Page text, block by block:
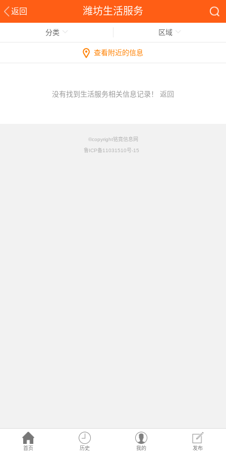
返回 潍坊生活服务
首页 历史 我的 发布
分类 区域
查看附近的信息
没有找到生活服务相关信息记录！ 返回
©copyright铭竟信息网
鲁ICP备11031510号-15